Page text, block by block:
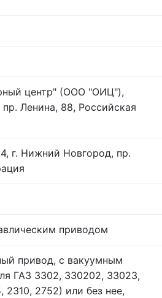
центр" (ООО "ОИЦ"),
Ленина, 88, Российская
г. Нижний Новгород, пр.
приводом
привод, с вакуумным
ГАЗ 3302, 330202, 33023,
2752) или без нее,